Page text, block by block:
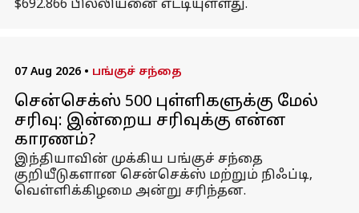
$692.866 பில்லியனை எட்டியுள்ளது.
07 Aug 2026 • பங்குச் சந்தை
சென்செக்ஸ் 500 புள்ளிகளுக்கு மேல்
சரிவு: இன்றைய சரிவுக்கு என்ன
காரணம்?
இந்தியாவின் முக்கிய பங்குச் சந்தை
குறியீடுகளான சென்செக்ஸ் மற்றும் நிஃப்டி,
வெள்ளிக்கிழமை அன்று சரிந்தன.